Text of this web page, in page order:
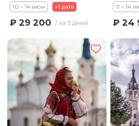
10 – 14 июн +1 дата
₽ 29 200 / за 5 дней
11 – 14
₽ 24